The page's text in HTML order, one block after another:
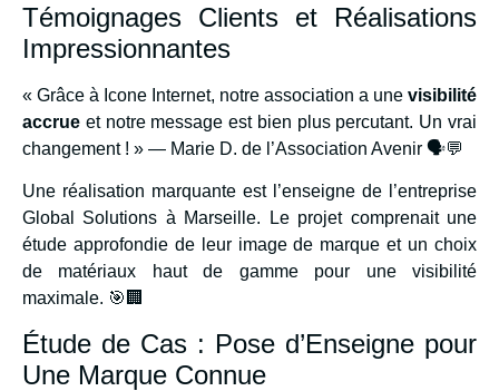
Témoignages Clients et Réalisations
Impressionnantes
« Grâce à Icone Internet, notre association a une visibilité
accrue et notre message est bien plus percutant. Un vrai
changement ! » — Marie D. de l’Association Avenir 🗣️💬
Une réalisation marquante est l’enseigne de l’entreprise
Global Solutions à Marseille. Le projet comprenait une
étude approfondie de leur image de marque et un choix
de matériaux haut de gamme pour une visibilité
maximale. 🎯🏢
Étude de Cas : Pose d’Enseigne pour
Une Marque Connue